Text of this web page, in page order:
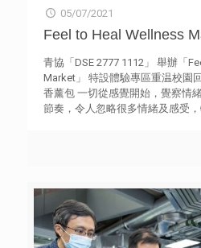
05/07/2021
Feel to Heal Wellness
青協「DSE 2777 1112」 舉辦「
Market」 特設體驗專區重温校園
香薰包 一切從感覺開始，覺察情
節奏，令人忽略很多情緒及感受，
1112」將於7月17日假饒宗頤文
受，經歷一個療癒身心的周末。
名，詳情可瀏覽網站
體驗專區，參加者可轉動幸運輪